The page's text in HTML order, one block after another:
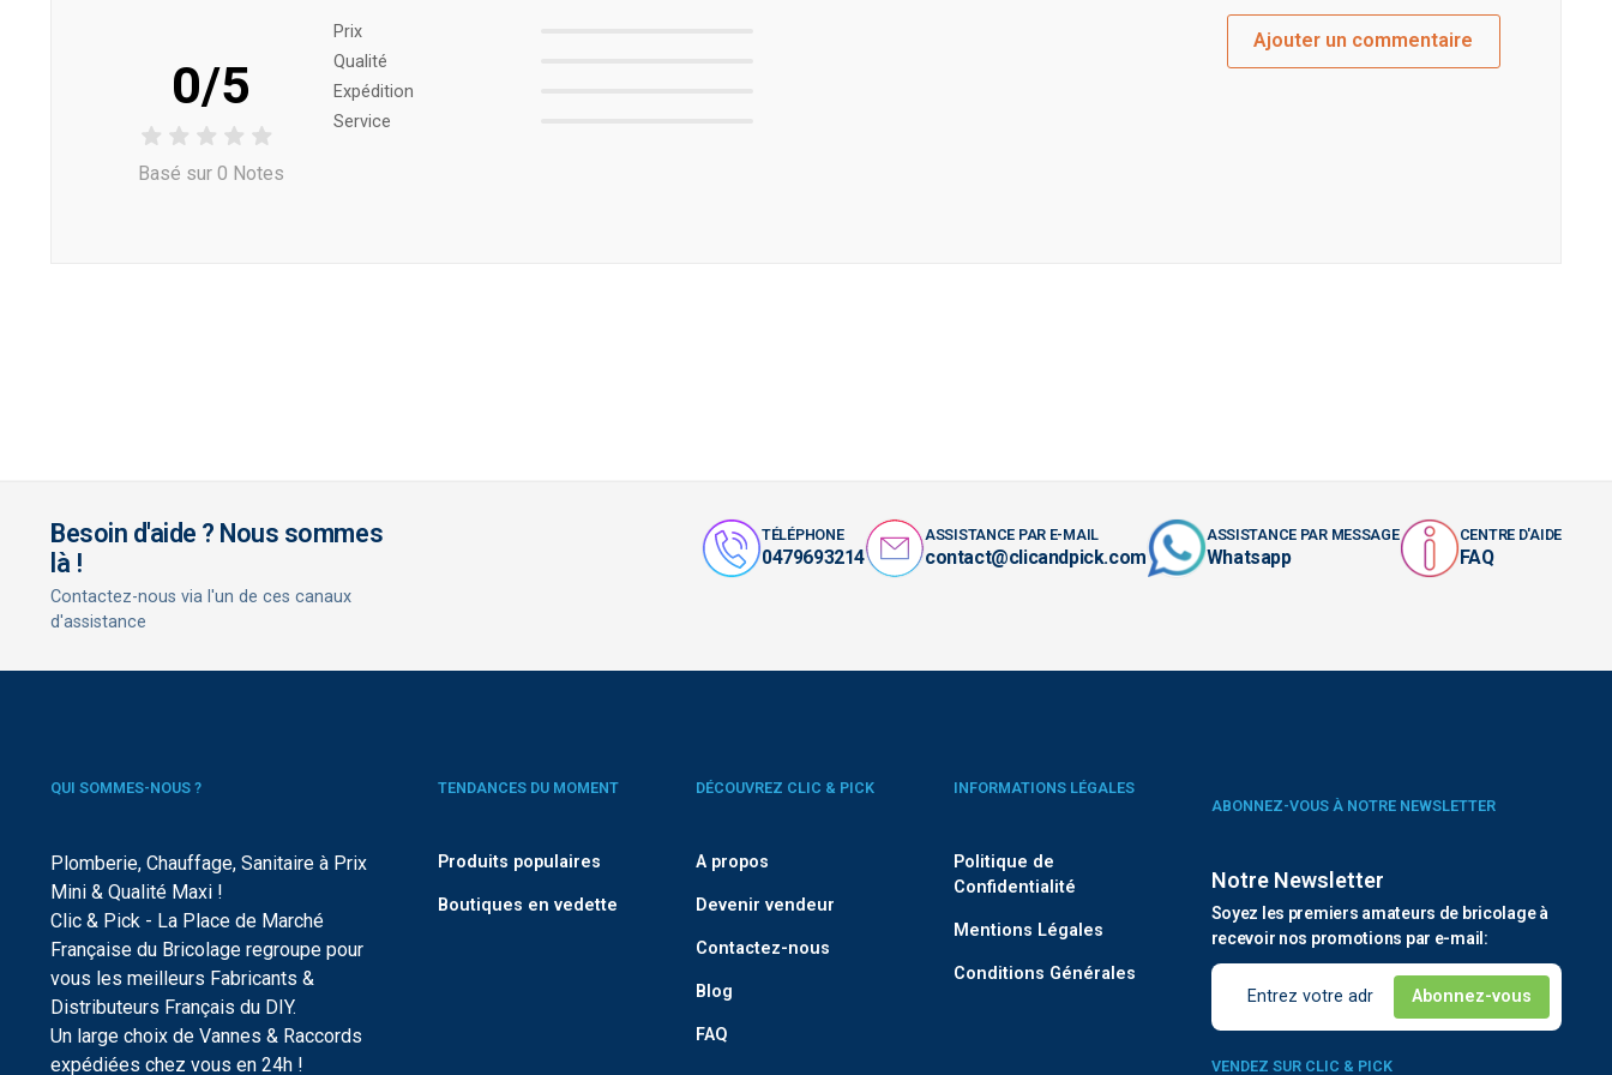
0/5
Basé sur 0 Notes
Prix ​​
Qualité
Expédition
Service
Ajouter un commentaire
Besoin d'aide ? Nous sommes
là !
Contactez-nous via l'un de ces canaux
d'assistance
TÉLÉPHONE
0479693214
ASSISTANCE PAR E-MAIL
contact@clicandpick.com
ASSISTANCE PAR MESSAGE
Whatsapp
CENTRE D'AIDE
FAQ
QUI SOMMES-NOUS ?
Plomberie, Chauffage, Sanitaire à Prix
Mini & Qualité Maxi !
Clic & Pick - La Place de Marché
Française du Bricolage regroupe pour
vous les meilleurs Fabricants &
Distributeurs Français du DIY.
Un large choix de Vannes & Raccords
expédiées chez vous en 24h !
TENDANCES DU MOMENT
Produits populaires
Boutiques en vedette
DÉCOUVREZ CLIC & PICK
A propos
Devenir vendeur
Contactez-nous
Blog
FAQ
INFORMATIONS LÉGALES
Politique de
Confidentialité
Mentions Légales
Conditions Générales
ABONNEZ-VOUS À NOTRE NEWSLETTER
Notre Newsletter
Soyez les premiers amateurs de bricolage à
recevoir nos promotions par e-mail:
VENDEZ SUR CLIC & PICK